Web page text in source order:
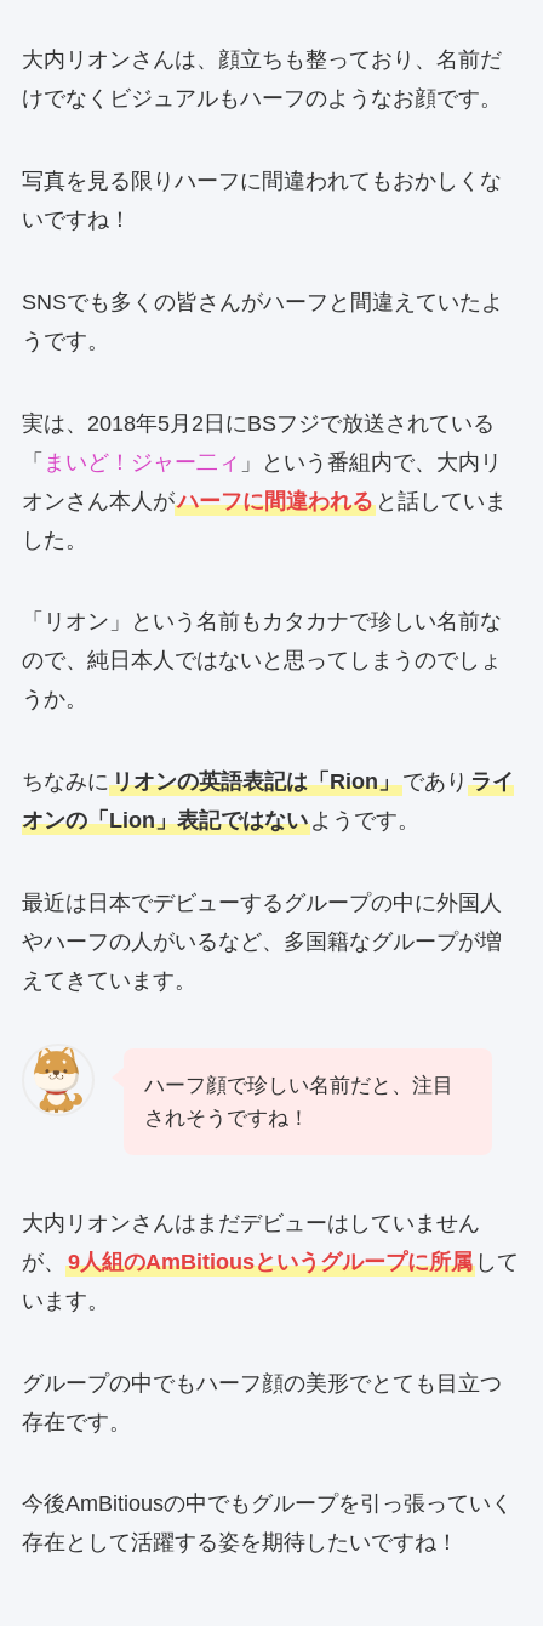
大内リオンさんは、顔立ちも整っており、名前だ
けでなくビジュアルもハーフのようなお顔です。
写真を見る限りハーフに間違われてもおかしくな
いですね！
SNSでも多くの皆さんがハーフと間違えていたよ
うです。
実は、2018年5月2日にBSフジで放送されている
「 まいど！ジャー二ィ 」という番組内で、大内リ
オンさん本人がハーフに間違われると話していま
した。
「リオン」という名前もカタカナで珍しい名前な
ので、純日本人ではないと思ってしまうのでしょ
うか。
ちなみにリオンの英語表記は「Rion」であり ライ
オンの「Lion」表記ではないようです。
最近は日本でデビューするグループの中に外国人
やハーフの人がいるなど、多国籍なグループが増
えてきています。
ハーフ顔で珍しい名前だと、注目
されそうですね！
大内リオンさんはまだデビューはしていません
が、 9人組のAmBitiousというグループに所属して
います。
グループの中でもハーフ顔の美形でとても目立つ
存在です。
今後AmBitiousの中でもグループを引っ張っていく
存在として活躍する姿を期待したいですね！